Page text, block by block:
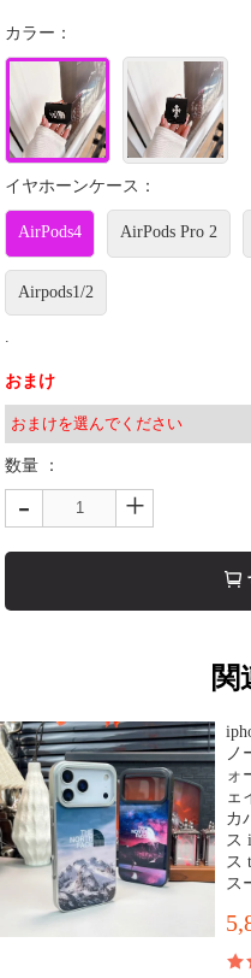
カラー：
イヤホーンケース：
AirPods4 AirPods Pro 2
Airpods1/2
おまけ
数量 ：
- +
関
ノ
ォ
ェ
カ
ス
ス
ス